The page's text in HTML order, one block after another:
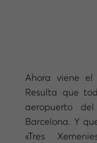
Ahora viene el
Resulta que
aeropuerto
Barcelona. Y
«Tres